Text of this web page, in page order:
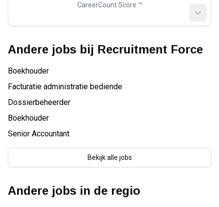
CareerCount Score ™️
Andere jobs bij Recruitment Force
Boekhouder
Facturatie administratie bediende
Dossierbeheerder
Boekhouder
Senior Accountant
Bekijk alle jobs
Andere jobs in de regio